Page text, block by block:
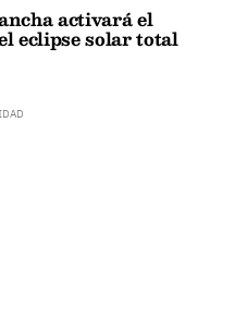
activará el
eclipse solar total